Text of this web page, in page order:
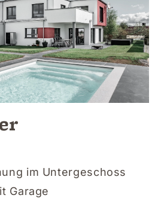
im Untergeschoss
Garage